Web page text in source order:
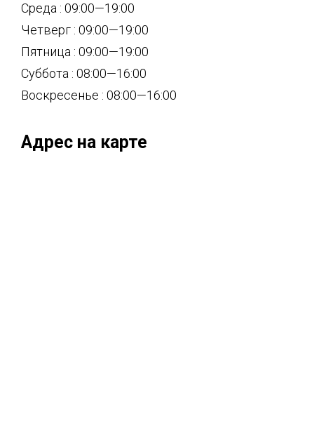
Среда : 09:00—19:00
Четверг : 09:00—19:00
Пятница : 09:00—19:00
Суббота : 08:00—16:00
Воскресенье : 08:00—16:00
Адрес на карте